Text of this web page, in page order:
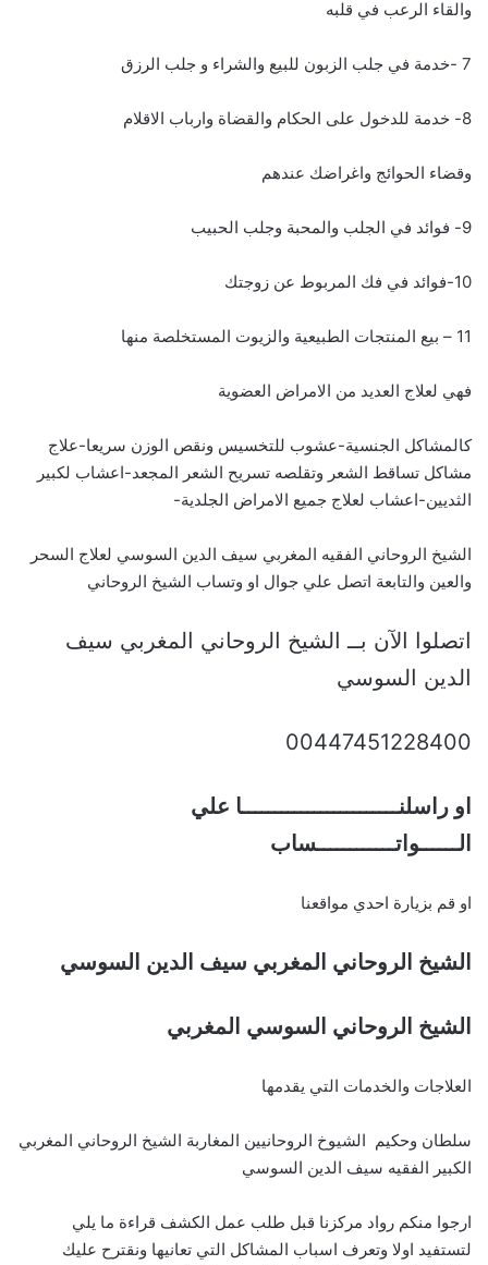
والقاء الرعب في قلبه
7 -خدمة في جلب الزبون للبيع والشراء و جلب الرزق
8- خدمة للدخول على الحكام والقضاة وارباب الاقلام
وقضاء الحوائج واغراضك عندهم
9- فوائد في الجلب والمحبة وجلب الحبيب
10-فوائد في فك المربوط عن زوجتك
11 – بيع المنتجات الطبيعية والزيوت المستخلصة منها
فهي لعلاج العديد من الامراض العضوية
كالمشاكل الجنسية-عشوب للتخسيس ونقص الوزن سريعا-علاج
مشاكل تساقط الشعر وتقلصه تسريح الشعر المجعد-اعشاب لكبير
الثديين-اعشاب لعلاج جميع الامراض الجلدية-
الشيخ الروحاني الفقيه المغربي سيف الدين السوسي لعلاج السحر
والعين والتابعة اتصل علي جوال او وتساب الشيخ الروحاني
اتصلوا الآن بــ الشيخ الروحاني المغربي سيف
الدين السوسي
00447451228400
او راسلنــــــــــــــــــــــــا علي
الــــــواتــــــــــــساب
او قم بزيارة احدي مواقعنا
الشيخ الروحاني المغربي سيف الدين السوسي
الشيخ الروحاني السوسي المغربي
العلاجات والخدمات التي يقدمها
سلطان وحكيم الشيوخ الروحانيين المغاربة الشيخ الروحاني المغربي
الكبير الفقيه سيف الدين السوسي
ارجوا منكم رواد مركزنا قبل طلب عمل الكشف قراءة ما يلي
لتستفيد اولا وتعرف اسباب المشاكل التي تعانيها ونقترح عليك